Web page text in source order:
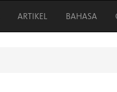
ARTIKEL BAHASA